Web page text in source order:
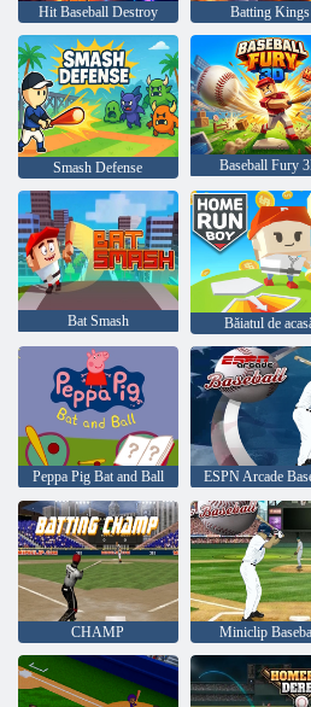
Hit Baseball Destroy Batting Kings
Smash Defense Baseball Fury
Bat Smash Băiatul de
Peppa Pig Bat and Ball ESPN Arcade
CHAMP Miniclip